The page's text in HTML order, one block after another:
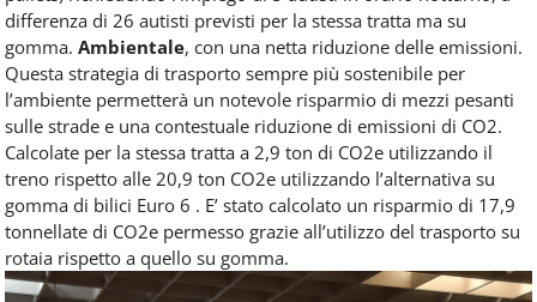
differenza di 26 autisti previsti per la stessa tratta ma su
gomma. Ambientale, con una netta riduzione delle emissioni.
Questa strategia di trasporto sempre più sostenibile per
l’ambiente permetterà un notevole risparmio di mezzi pesanti
sulle strade e una contestuale riduzione di emissioni di CO2.
Calcolate per la stessa tratta a 2,9 ton di CO2e utilizzando il
treno rispetto alle 20,9 ton CO2e utilizzando l’alternativa su
gomma di bilici Euro 6 . E’ stato calcolato un risparmio di 17,9
tonnellate di CO2e permesso grazie all’utilizzo del trasporto su
rotaia rispetto a quello su gomma.